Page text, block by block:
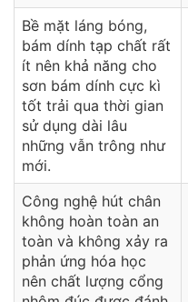
Bề mặt láng bóng,
bám dính tạp chất rất
ít nên khả năng cho
sơn bám dính cực kì
tốt trải qua thời gian
sử dụng dài lâu
những vẫn trông như
mới.
Công nghệ hút chân
không hoàn toàn an
toàn và không xảy ra
phản ứng hóa học
nên chất lượng cổng